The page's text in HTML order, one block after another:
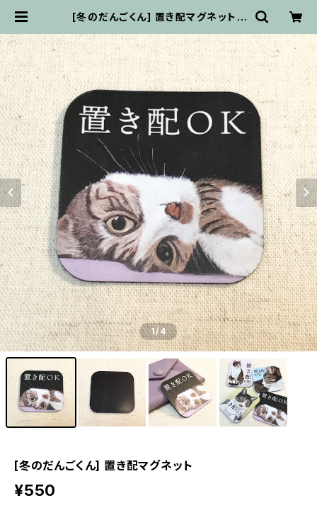
[冬のだんごくん] 置き配マグネット |
1/4
[冬のだんごくん] 置き配マグネット
¥550